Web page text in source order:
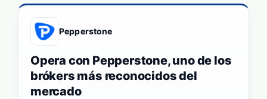
Pepperstone
Opera con Pepperstone, uno de los
brókers más reconocidos del
mercado